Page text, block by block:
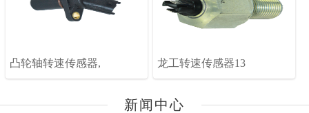
凸轮轴转速传感器, 龙工转速传感器13
新闻中心